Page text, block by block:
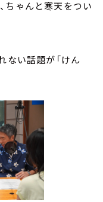
ちゃんと寒天をつい
ない話題が「けん